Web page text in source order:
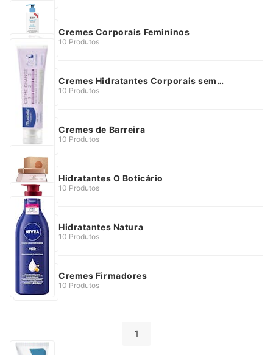
Cremes Corporais Femininos
10 Produtos
Cremes Hidratantes Corporais sem
Perfume
10 Produtos
Cremes de Barreira
10 Produtos
Hidratantes O Boticário
10 Produtos
Hidratantes Natura
10 Produtos
Cremes Firmadores
10 Produtos
1